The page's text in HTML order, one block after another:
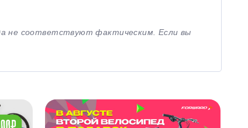
не соответствуют фактическим. Если вы